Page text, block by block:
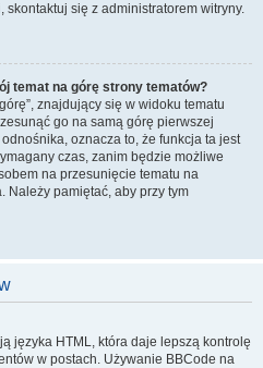
skontaktuj się z administratorem witryny.
temat na górę strony tematów?
znajdujący się w widoku tematu
go na samą górę pierwszej
oznacza to, że funkcja ta jest
czas, zanim będzie możliwe
na przesunięcie tematu na
Należy pamiętać, aby przy tym
języka HTML, która daje lepszą kontrolę
w postach. Używanie BBCode na